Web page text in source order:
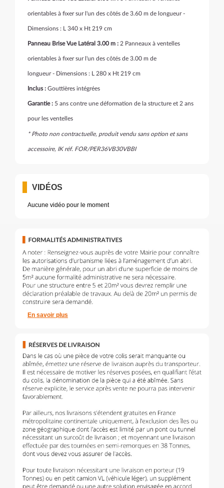
orientables à fixer sur l'un des côtés de 3.60 m de longueur -
Dimensions : L 340 x Ht 219 cm
Panneau Brise Vue Latéral 3.00 m : 2 Panneaux à ventelles
orientables à fixer sur l'un des côtés de 3.00 m de
longueur - Dimensions : L 280 x Ht 219 cm
Inclus : Gouttières intégrées
Garantie : 5 ans contre une déformation de la structure et 2 ans
pour les ventelles
* Photo non contractuelle, produit vendu sans option et sans
accessoire, IK réf. FOR/PER36VB30VBBI
VIDÉOS
Aucune vidéo pour le moment
En savoir plus